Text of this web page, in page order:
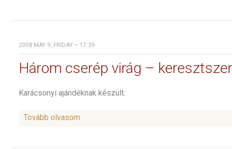
2008 MAY 9, FRIDAY – 17:39
Három cserép virág –
Karácsonyi ajándéknak készült.
Tovább olvasom